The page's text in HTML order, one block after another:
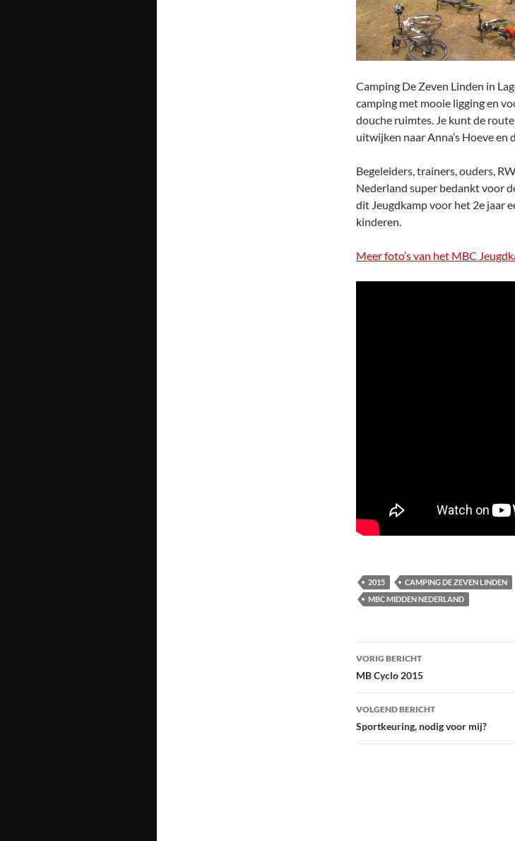
Camping De Zeven Linden in
camping met mooie ligging en
douche ruimtes. Je kunt de
uitwijken naar Anna’s Hoeve en
Begeleiders, trainers, ouders,
Nederland super bedankt voor
dit Jeugdkamp voor het 2e jaar
kinderen.
Meer foto’s van het MBC
2015 CAMPING DE ZEVEN LINDEN
MBC MIDDEN NEDERLAND
Bericht
navigatie
VORIG BERICHT
MB Cyclo 2015
VOLGEND BERICHT
Sportkeuring, nodig voor mij?